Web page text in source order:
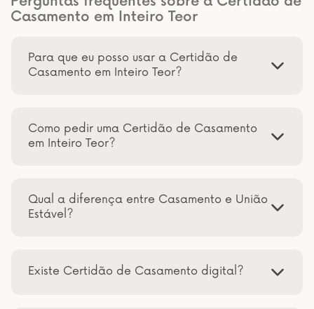
Casamento em Inteiro Teor
Para que eu posso usar a Certidão de
Casamento em Inteiro Teor?
Como pedir uma Certidão de Casamento
em Inteiro Teor?
Qual a diferença entre Casamento e União
Estável?
Existe Certidão de Casamento digital?